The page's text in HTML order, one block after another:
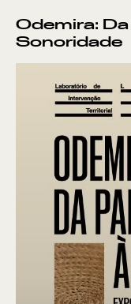
Odemira:
Sonoridade